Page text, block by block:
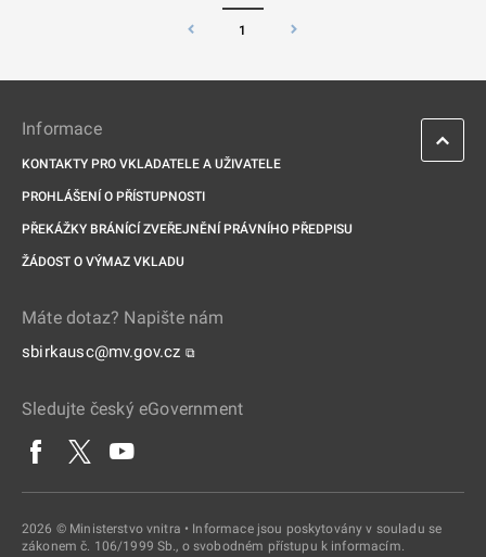
1
Informace
KONTAKTY PRO VKLADATELE A UŽIVATELE
PROHLÁŠENÍ O PŘÍSTUPNOSTI
PŘEKÁŽKY BRÁNÍCÍ ZVEŘEJNĚNÍ PRÁVNÍHO PŘEDPISU
ŽÁDOST O VÝMAZ VKLADU
Máte dotaz? Napište nám
sbirkausc@mv.gov.cz ⧉
Sledujte český eGovernment
2026 © Ministerstvo vnitra • Informace jsou poskytovány v souladu se
zákonem č. 106/1999 Sb., o svobodném přístupu k informacím.